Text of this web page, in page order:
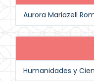
Aurora Mariazell
Humanidades y